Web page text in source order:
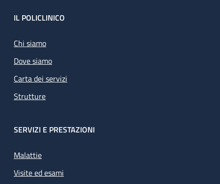
Footer
IL POLICLINICO
Chi siamo
Dove siamo
Carta dei servizi
Strutture
SERVIZI E PRESTAZIONI
Malattie
Visite ed esami